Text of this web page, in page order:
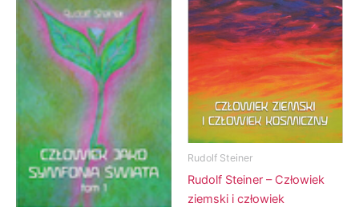
Rudolf Steiner
Rudolf Steiner – Człowiek
ziemski i człowiek